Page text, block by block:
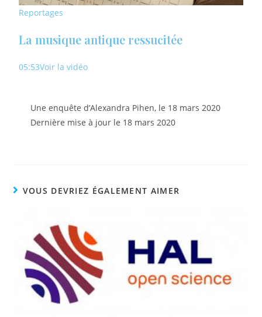
Reportages
La musique antique ressucitée
05:53Voir la vidéo
Une enquête d’Alexandra Pihen, le 18 mars 2020
Dernière mise à jour le 18 mars 2020
VOUS DEVRIEZ ÉGALEMENT AIMER